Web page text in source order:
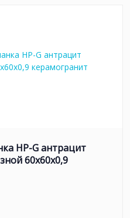
HP-G антрацит
60x60x0,9